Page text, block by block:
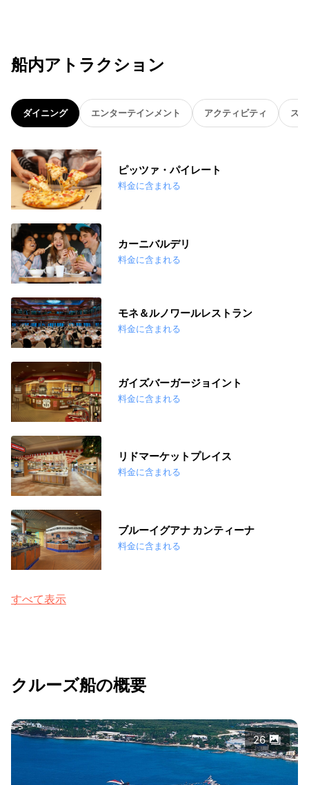
船内アトラクション
ダイニング エンターテインメント アクティビティ ス
ピッツァ・パイレート
料金に含まれる
カーニバルデリ
料金に含まれる
モネ＆ルノワールレストラン
料金に含まれる
ガイズバーガージョイント
料金に含まれる
リドマーケットプレイス
料金に含まれる
ブルーイグアナ カンティーナ
料金に含まれる
すべて表示
クルーズ船の概要
26